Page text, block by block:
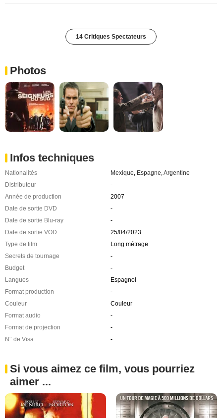
14 Critiques Spectateurs
Photos
Infos techniques
Nationalités Mexique Espagne Argentine
Distributeur
-
Année de production
2007
Date de sortie DVD
-
Date de sortie Blu-ray
-
Date de sortie VOD
25/04/2023
Type de film
Long métrage
Secrets de tournage
-
Budget
-
Langues
Espagnol
Format production
-
Couleur
Couleur
Format audio
-
Format de projection
-
N° de Visa
-
Si vous aimez ce film, vous pourriez
aimer ...